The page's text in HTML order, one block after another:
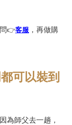
👉客服 ，再做購
可以裝到
為師父去一趟，